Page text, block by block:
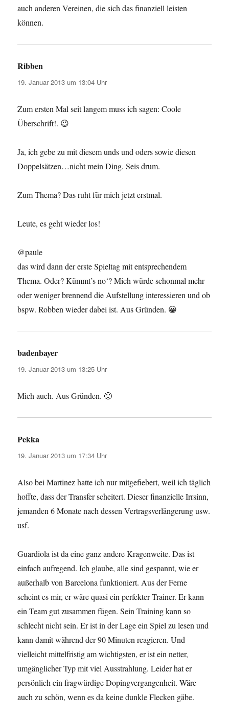
auch anderen Vereinen, die sich das finanziell leisten
können.
Ribben
19. Januar 2013 um 13:04 Uhr
Zum ersten Mal seit langem muss ich sagen: Coole
Überschrift!. 😉
Ja, ich gebe zu mit diesem unds und oders sowie diesen
Doppelsätzen…nicht mein Ding. Seis drum.
Zum Thema? Das ruht für mich jetzt erstmal.
Leute, es geht wieder los!
@paule
das wird dann der erste Spieltag mit entsprechendem
Thema. Oder? Kümmt’s no‘? Mich würde schonmal mehr
oder weniger brennend die Aufstellung interessieren und ob
bspw. Robben wieder dabei ist. Aus Gründen. 😀
badenbayer
19. Januar 2013 um 13:25 Uhr
Mich auch. Aus Gründen. 🙂
Pekka
19. Januar 2013 um 17:34 Uhr
Also bei Martinez hatte ich nur mitgefiebert, weil ich täglich
hoffte, dass der Transfer scheitert. Dieser finanzielle Irrsinn,
jemanden 6 Monate nach dessen Vertragsverlängerung usw.
usf.
Guardiola ist da eine ganz andere Kragenweite. Das ist
einfach aufregend. Ich glaube, alle sind gespannt, wie er
außerhalb von Barcelona funktioniert. Aus der Ferne
scheint es mir, er wäre quasi ein perfekter Trainer. Er kann
ein Team gut zusammen fügen. Sein Training kann so
schlecht nicht sein. Er ist in der Lage ein Spiel zu lesen und
kann damit während der 90 Minuten reagieren. Und
vielleicht mittelfristig am wichtigsten, er ist ein netter,
umgänglicher Typ mit viel Ausstrahlung. Leider hat er
persönlich ein fragwürdige Dopingvergangenheit. Wäre
auch zu schön, wenn es da keine dunkle Flecken gäbe.